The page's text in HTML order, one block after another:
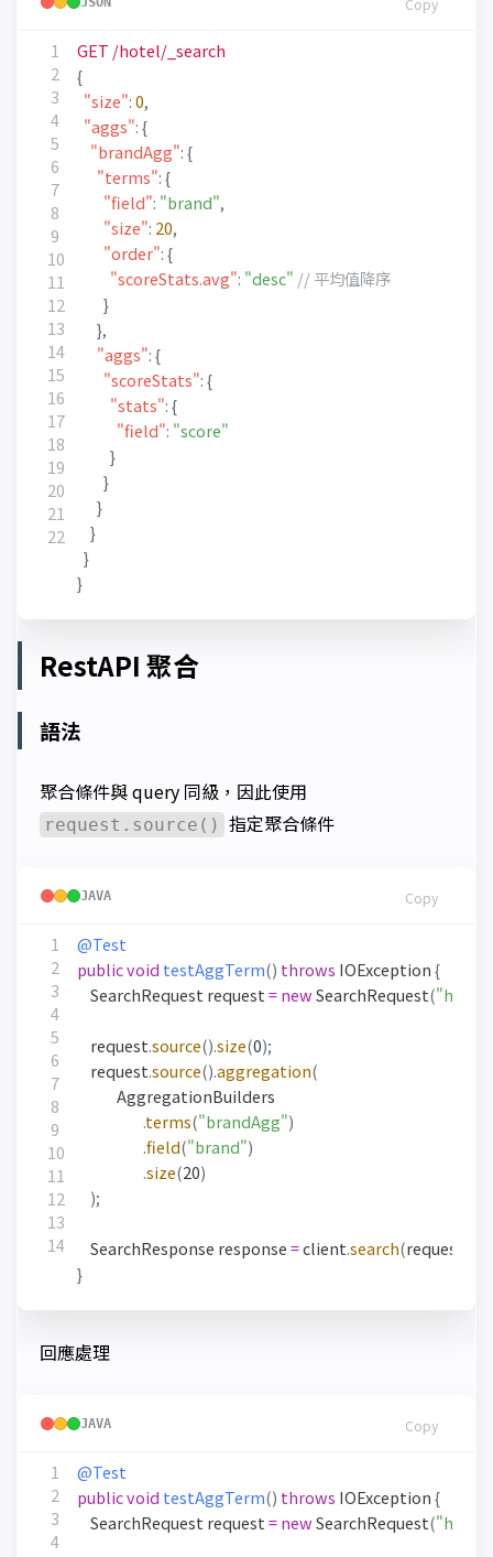
4
7
14
17
GET /hotel/_search
{
"size": 0,
"aggs": {
"brandAgg": {
"terms": {
"field": "brand",
"size": 20,
"order": {
"scoreStats.avg": "desc"
}
},
"aggs": {
"scoreStats": {
"stats": {
"field": "score"
}
}
}
}
}
}
RestAPI 聚合
語法
聚合條件與 query 同級，因此使用
request.source() 指定聚合條件
JAVA Copy
4
7
14
@Test
publicvoid testAggTerm() throws IOException {
SearchRequest request =new SearchRequest("hotel"
request.source().size(0);
request.source().aggregation(
AggregationBuilders
.terms("brandAgg")
.field("brand")
.size(20)
);
SearchResponse response =client.search(request
}
回應處理
JAVA Copy
4
@Test
publicvoid testAggTerm() throws IOException {
SearchRequest request =new SearchRequest("hotel"